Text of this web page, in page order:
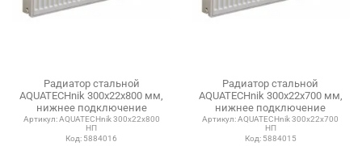
Радиатор стальной
AQUATECHnik 300x22x800 мм,
нижнее подключение
Артикул: AQUATECHnik 300x22x800
НП
Код: 5884016
Радиатор стальной
AQUATECHnik 300x22x700 мм,
нижнее подключение
Артикул: AQUATECHnik 300x22x700
НП
Код: 5884015